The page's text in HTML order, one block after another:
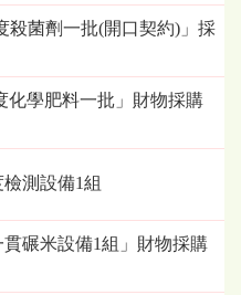
殺菌劑一批(開口契約)」採
化學肥料一批」財物採購
檢測設備1組
貫碾米設備1組」財物採購